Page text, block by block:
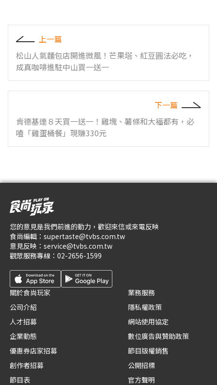
上一篇
松山人氣麵包店開進微風！芒果塔、紅豆圓法必吃，
成真咖啡進駐中山買一送一
下一篇
肯德基連８天買一送一！雞塊、薯條和大福都有，必
嗑「雞蛋桶餐」現賺330元
您的意見是我們前進的動力，歡迎來信或來電反映
食尚編輯： supertaste@tvbs.com.tw
意見反映： service@tvbs.com.tw
觀眾服務專線： 02-2656-1599
關於食尚玩家
公司介紹
人才招募
企業動態
優惠券店家招募
創作者招募
節目表
業務服務
隱私權政策
網站使用協定
數位廣告與贊助政策
節目版權銷售
公開招標
官方聲明